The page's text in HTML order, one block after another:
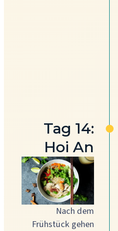
Tag 14:
Hoi An
Nach dem
Frühstück gehen